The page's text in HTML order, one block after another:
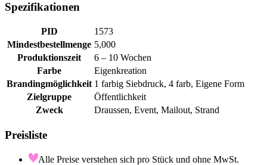
Spezifikationen
PID
1573
Mindestbestellmenge 5,000
Produktionszeit
6 – 10 Wochen
Farbe
Eigenkreation
Brandingmöglichkeit 1 farbig Siebdruck, 4 farb, Eigene Form
Zielgruppe
Öffentlichkeit
Zweck
Draussen, Event, Mailout, Strand
Preisliste
Alle Preise verstehen sich pro Stück und ohne MwSt.